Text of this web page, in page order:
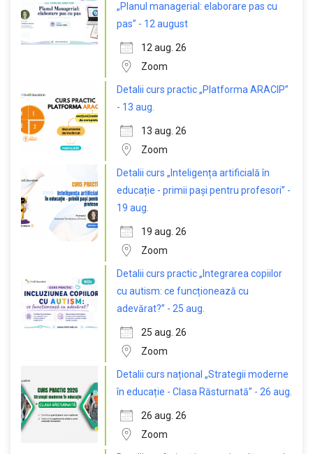
„Planul managerial: elaborare pas cu
pas” - 12 august
12 aug. 26
Zoom
Detalii curs practic „Platforma ARACIP”
- 13 aug.
13 aug. 26
Zoom
Detalii curs „Inteligența artificială în
educație - primii pași pentru profesori” -
19 aug.
19 aug. 26
Zoom
Detalii curs practic „Integrarea copiilor
cu autism: ce funcționează cu
adevărat?” - 25 aug.
25 aug. 26
Zoom
Detalii curs național „Strategii moderne
în educație - Clasa Răsturnată” - 26 aug.
26 aug. 26
Zoom